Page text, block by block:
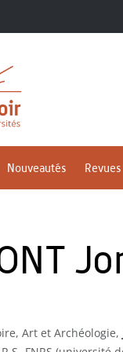
Nouveautés Revues
Art et Archéologie,